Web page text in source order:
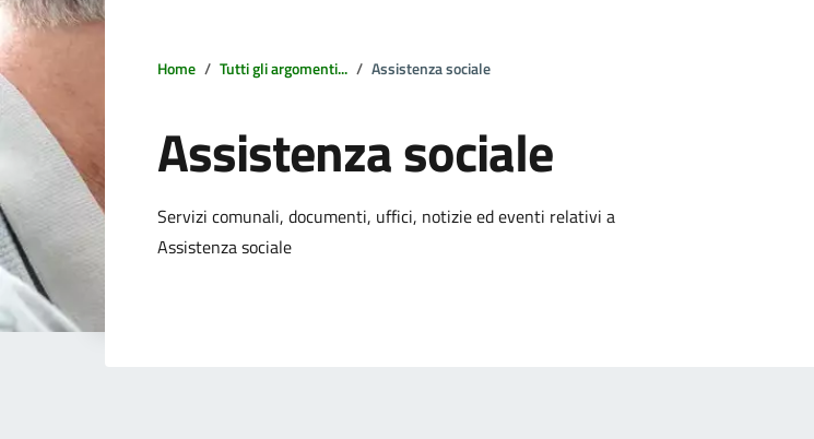
Home Tutti gli argomenti... Assistenza sociale
Assistenza sociale
Dettagli della notizia
Servizi comunali, documenti, uffici, notizie ed eventi relativi a
Assistenza sociale